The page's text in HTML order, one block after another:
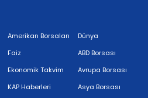
Amerikan Borsaları
Faiz
Ekonomik Takvim
KAP Haberleri
Dünya
ABD Borsası
Avrupa Borsası
Asya Borsası